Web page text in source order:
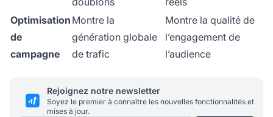
Optimisation
de
campagne
Montre la
génération globale
de trafic
Montre la qualité de
l’engagement de
l’audience
Rejoignez notre newsletter
Soyez le premier à connaître les nouvelles fonctionnalités et
mises à jour.